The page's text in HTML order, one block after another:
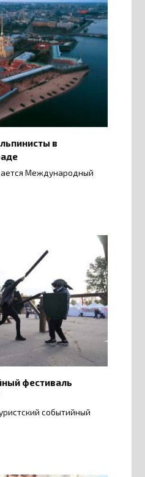
в
Международный
фестиваль
событийный